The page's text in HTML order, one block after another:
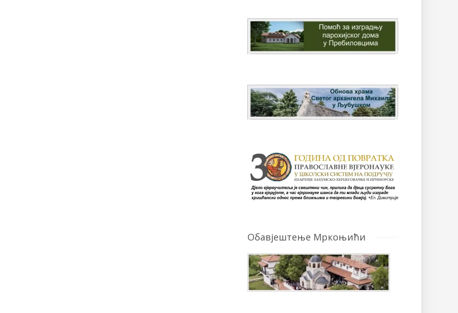
Обавјештење Мркоњићи